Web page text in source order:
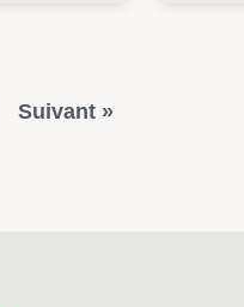
Suivant »